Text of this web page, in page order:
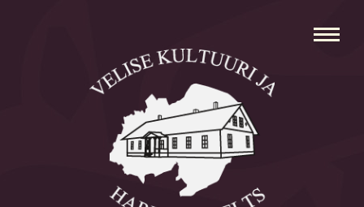
Avaleht
Aleksei Parnabas
Sillaotsa Talumuuseum